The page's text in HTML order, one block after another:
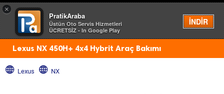
×
PratikAraba
Üstün Oto Servis Hizmetleri
ÜCRETSİZ - In Google Play
İNDİR
Menü
Lexus NX 450H+ 4x4 Hybrit Araç Bakımı
Lexus NX